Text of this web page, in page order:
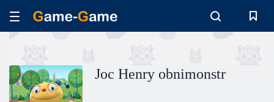
Joc Henry obnimonstr